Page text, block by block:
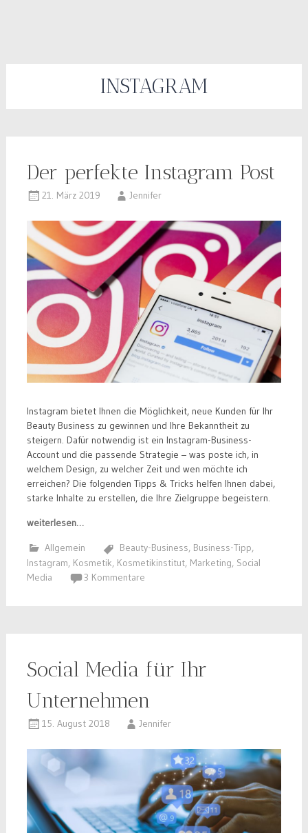
INSTAGRAM
Der perfekte Instagram Post
21. März 2019 Jennifer
Instagram bietet Ihnen die Möglichkeit, neue Kunden für Ihr
Beauty Business zu gewinnen und Ihre Bekanntheit zu
steigern. Dafür notwendig ist ein Instagram-Business-
Account und die passende Strategie – was poste ich, in
welchem Design, zu welcher Zeit und wen möchte ich
erreichen? Die folgenden Tipps & Tricks helfen Ihnen dabei,
starke Inhalte zu erstellen, die Ihre Zielgruppe begeistern.
weiterlesen…
Allgemein
Beauty-Business, Business-Tipp,
Instagram, Kosmetik, Kosmetikinstitut, Marketing, Social
Media
3 Kommentare
Social Media für Ihr
Unternehmen
15. August 2018 Jennifer